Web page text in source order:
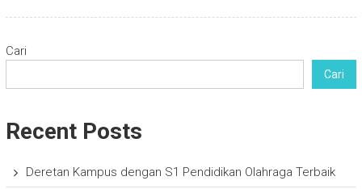
Cari
Cari
Recent Posts
Deretan Kampus dengan S1 Pendidikan Olahraga Terbaik